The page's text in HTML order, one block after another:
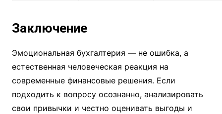
Заключение
Эмоциональная бухгалтерия — не ошибка, а
естественная человеческая реакция на
современные финансовые решения. Если
подходить к вопросу осознанно, анализировать
свои привычки и честно оценивать выгоды и